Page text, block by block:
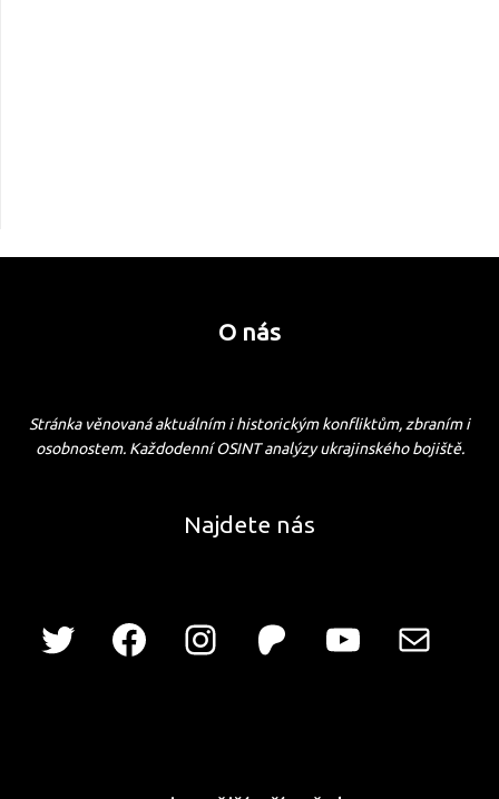
O nás
Stránka věnovaná aktuálním i historickým konfliktům, zbraním i
osobnostem. Každodenní OSINT analýzy ukrajinského bojiště.
Najdete nás